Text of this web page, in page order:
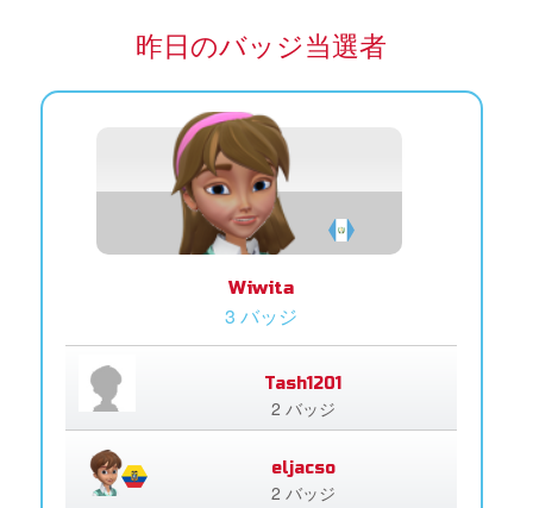
昨日のバッジ当選者
Wiwita
3 バッジ
Tash1201
2 バッジ
eljacso
2 バッジ